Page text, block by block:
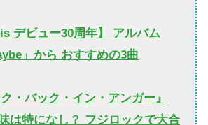
デビュー30周年】 アルバム
」から おすすめの3曲
・バック・イン・アンガー』
は特になし？ フジロックで大合